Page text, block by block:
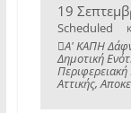
19
Scheduled
Α' ΚΑΠΗ
Δημοτική
Αττικής,